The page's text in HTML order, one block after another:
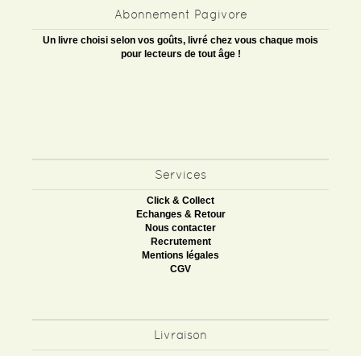
Abonnement Pagivore
Un livre choisi selon vos goûts, livré chez vous chaque mois
pour lecteurs de tout âge !
Services
Click & Collect
Echanges & Retour
Nous contacter
Recrutement
Mentions légales
CGV
Livraison